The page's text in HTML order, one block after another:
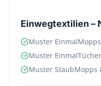
Einwegtextilien –
Muster EinmalMopps
Muster EinmalTücher
Muster StaubMopps